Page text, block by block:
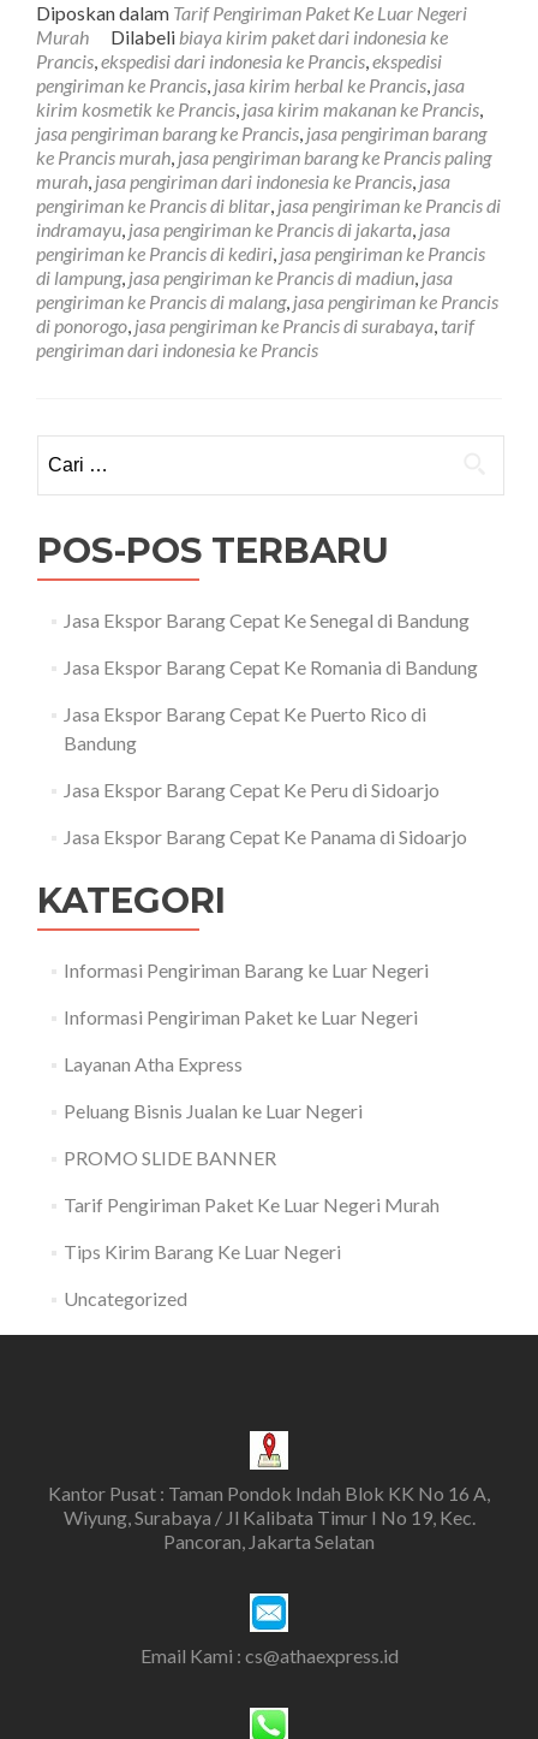
about
Jasa
Pengiriman
Barang
Ke
Prancis
Paling
Murah
Diposkan dalam Tarif Pengiriman Paket Ke Luar Negeri
Murah
Dilabeli biaya kirim paket dari indonesia ke
Prancis,ekspedisi dari indonesia ke Prancis,ekspedisi
pengiriman ke Prancis, jasa kirim herbal ke Prancis, jasa
kirim kosmetik ke Prancis, jasa kirim makanan ke Prancis,
jasa pengiriman barang ke Prancis, jasa pengiriman barang
ke Prancis murah, jasa pengiriman barang ke Prancis paling
murah, jasa pengiriman dari indonesia ke Prancis, jasa
pengiriman ke Prancis di blitar, jasa pengiriman ke Prancis di
indramayu, jasa pengiriman ke Prancis di jakarta, jasa
pengiriman ke Prancis di kediri, jasa pengiriman ke Prancis
di lampung, jasa pengiriman ke Prancis di madiun, jasa
pengiriman ke Prancis di malang, jasa pengiriman ke Prancis
di ponorogo, jasa pengiriman ke Prancis di surabaya, tarif
pengiriman dari indonesia ke Prancis
untuk:
POS-POS TERBARU
Jasa Ekspor Barang Cepat Ke Senegal di Bandung
Jasa Ekspor Barang Cepat Ke Romania di Bandung
Jasa Ekspor Barang Cepat Ke Puerto Rico di
Bandung
Jasa Ekspor Barang Cepat Ke Peru di Sidoarjo
Jasa Ekspor Barang Cepat Ke Panama di Sidoarjo
KATEGORI
Informasi Pengiriman Barang ke Luar Negeri
Informasi Pengiriman Paket ke Luar Negeri
Layanan Atha Express
Peluang Bisnis Jualan ke Luar Negeri
PROMO SLIDE BANNER
Tarif Pengiriman Paket Ke Luar Negeri Murah
Tips Kirim Barang Ke Luar Negeri
Uncategorized
Kantor Pusat : Taman Pondok Indah Blok KK No 16 A,
Wiyung, Surabaya / Jl Kalibata Timur I No 19, Kec.
Pancoran, Jakarta Selatan
Email Kami : cs@athaexpress.id